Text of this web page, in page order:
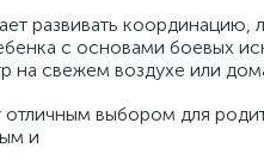
развивать
с основами боевых
на свежем воздухе или
отличным выбором для
и